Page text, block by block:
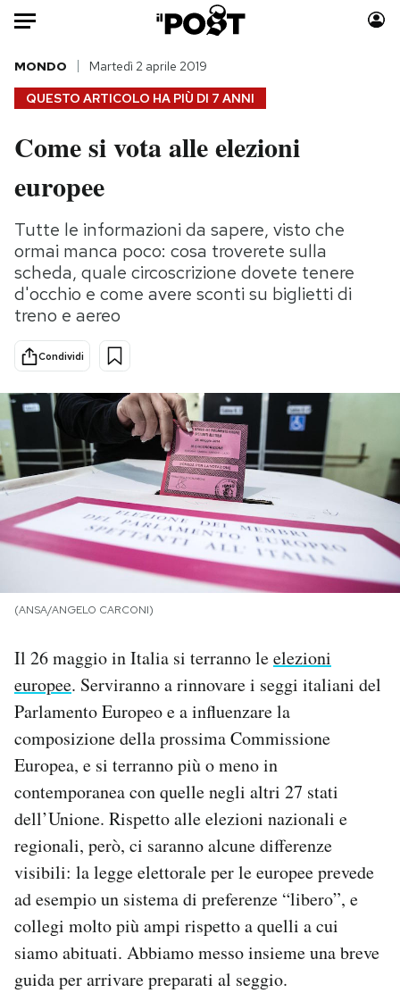
Auto
HOME
Italia
Politica
Tecnologia
Internet
Scienza
Cultura
Sport
Moda
Storie/Idee
Ok Boomer!
Media
Europa
PODCAST
NEWSLETTER
I MIEI PREFERITI
SHOP
CALENDARIO
AREA PERSONALE
Area Personale
Newsletter
Notifiche mobile
Regala il Post
Hai bisogno di aiuto?
Esci
QUESTO ARTICOLO HA PIÙ DI 7 ANNI
MONDO Martedì 2 aprile 2019
Come si vota alle elezioni
europee
Tutte le informazioni da sapere, visto che
ormai manca poco: cosa troverete sulla
scheda, quale circoscrizione dovete tenere
d'occhio e come avere sconti su biglietti di
treno e aereo
Condividi
(ANSA/ANGELO CARCONI)
Il 26 maggio in Italia si terranno leelezioni
europee. Serviranno a rinnovare i seggi italiani del
Parlamento Europeo e a influenzare la
composizione della prossima Commissione
Europea, e si terranno più o meno in
contemporanea con quelle negli altri 27 stati
dell’Unione. Rispetto alle elezioni nazionali e
regionali, però, ci saranno alcune differenze
visibili: la legge elettorale per le europee prevede
ad esempio un sistema di preferenze “libero”, e
collegi molto più ampi rispetto a quelli a cui
siamo abituati. Abbiamo messo insieme una breve
guida per arrivare preparati al seggio.